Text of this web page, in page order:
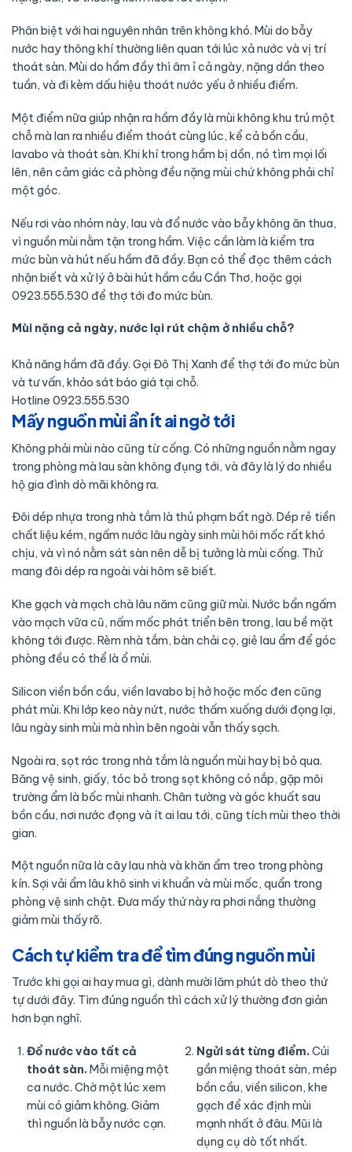
Phân biệt với hai nguyên nhân trên không khó. Mùi do bẫy
nước hay thông khí thường liên quan tới lúc xả nước và vị trí
thoát sàn. Mùi do hầm đầy thì âm ỉ cả ngày, nặng dần theo
tuần, và đi kèm dấu hiệu thoát nước yếu ở nhiều điểm.
Một điểm nữa giúp nhận ra hầm đầy là mùi không khu trú một
chỗ mà lan ra nhiều điểm thoát cùng lúc, kể cả bồn cầu,
lavabo và thoát sàn. Khi khí trong hầm bị dồn, nó tìm mọi lối
lên, nên cảm giác cả phòng đều nặng mùi chứ không phải chỉ
một góc.
Nếu rơi vào nhóm này, lau và đổ nước vào bẫy không ăn thua,
vì nguồn mùi nằm tận trong hầm. Việc cần làm là kiểm tra
mức bùn và hút nếu hầm đã đầy. Bạn có thể đọc thêm cách
nhận biết và xử lý ở bài hút hầm cầu Cần Thơ, hoặc gọi
0923.555.530 để thợ tới đo mức bùn.
Mùi nặng cả ngày, nước lại rút chậm ở nhiều chỗ?
Khả năng hầm đã đầy. Gọi Đô Thị Xanh để thợ tới đo mức bùn
và tư vấn, khảo sát báo giá tại chỗ.
Hotline 0923.555.530
Mấy nguồn mùi ẩn ít ai ngờ tới
Không phải mùi nào cũng từ cống. Có những nguồn nằm ngay
trong phòng mà lau sàn không đụng tới, và đây là lý do nhiều
hộ gia đình dò mãi không ra.
Đôi dép nhựa trong nhà tắm là thủ phạm bất ngờ. Dép rẻ tiền
chất liệu kém, ngấm nước lâu ngày sinh mùi hôi mốc rất khó
chịu, và vì nó nằm sát sàn nên dễ bị tưởng là mùi cống. Thử
mang đôi dép ra ngoài vài hôm sẽ biết.
Khe gạch và mạch chà lâu năm cũng giữ mùi. Nước bẩn ngấm
vào mạch vữa cũ, nấm mốc phát triển bên trong, lau bề mặt
không tới được. Rèm nhà tắm, bàn chải cọ, giẻ lau ẩm để góc
phòng đều có thể là ổ mùi.
Silicon viền bồn cầu, viền lavabo bị hở hoặc mốc đen cũng
phát mùi. Khi lớp keo này nứt, nước thấm xuống dưới đọng lại,
lâu ngày sinh mùi mà nhìn bên ngoài vẫn thấy sạch.
Ngoài ra, sọt rác trong nhà tắm là nguồn mùi hay bị bỏ qua.
Băng vệ sinh, giấy, tóc bỏ trong sọt không có nắp, gặp môi
trường ẩm là bốc mùi nhanh. Chân tường và góc khuất sau
bồn cầu, nơi nước đọng và ít ai lau tới, cũng tích mùi theo thời
gian.
Một nguồn nữa là cây lau nhà và khăn ẩm treo trong phòng
kín. Sợi vải ẩm lâu khô sinh vi khuẩn và mùi mốc, quẩn trong
phòng vệ sinh chật. Đưa mấy thứ này ra phơi nắng thường
giảm mùi thấy rõ.
Cách tự kiểm tra để tìm đúng nguồn mùi
Trước khi gọi ai hay mua gì, dành mười lăm phút dò theo thứ
tự dưới đây. Tìm đúng nguồn thì cách xử lý thường đơn giản
hơn bạn nghĩ.
Đổ nước vào tất cả
thoát sàn.Mỗi miệng một
ca nước. Chờ một lúc xem
mùi có giảm không. Giảm
thì nguồn là bẫy nước cạn.
Ngửi sát từng điểm.Cúi
gần miệng thoát sàn, mép
bồn cầu, viền silicon, khe
gạch để xác định mùi
mạnh nhất ở đâu. Mũi là
dụng cụ dò tốt nhất.